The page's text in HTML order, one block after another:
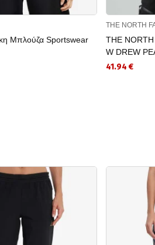
Μπλούζα Sportswear
THE NORTH
THE
W DREW
41.94 €